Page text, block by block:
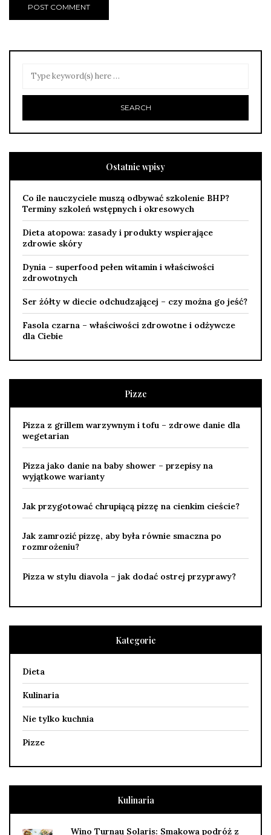
Ostatnie wpisy
Co ile nauczyciele muszą odbywać szkolenie BHP?
Terminy szkoleń wstępnych i okresowych
Dieta atopowa: zasady i produkty wspierające
zdrowie skóry
Dynia – superfood pełen witamin i właściwości
zdrowotnych
Ser żółty w diecie odchudzającej – czy można go jeść?
Fasola czarna – właściwości zdrowotne i odżywcze
dla Ciebie
Pizze
Pizza z grillem warzywnym i tofu – zdrowe danie dla
wegetarian
Pizza jako danie na baby shower – przepisy na
wyjątkowe warianty
Jak przygotować chrupiącą pizzę na cienkim cieście?
Jak zamrozić pizzę, aby była równie smaczna po
rozmrożeniu?
Pizza w stylu diavola – jak dodać ostrej przyprawy?
Kategorie
Dieta
Kulinaria
Nie tylko kuchnia
Pizze
Kulinaria
Wino Turnau Solaris: Smakowa podróż z